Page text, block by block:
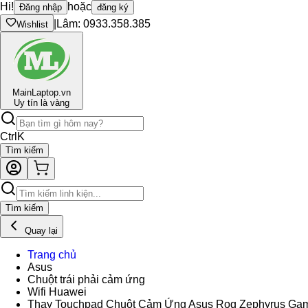
Hi! Đăng nhập hoặc đăng ký
Wishlist
Lâm: 0933.358.385
MainLaptop.vn
Uy tín là vàng
Ctrl K
Tìm kiếm
Tìm kiếm
Quay lại
Trang chủ
Asus
Chuột trái phải cảm ứng
Wifi Huawei
Thay Touchpad Chuột Cảm Ứng Asus Rog Zephyrus